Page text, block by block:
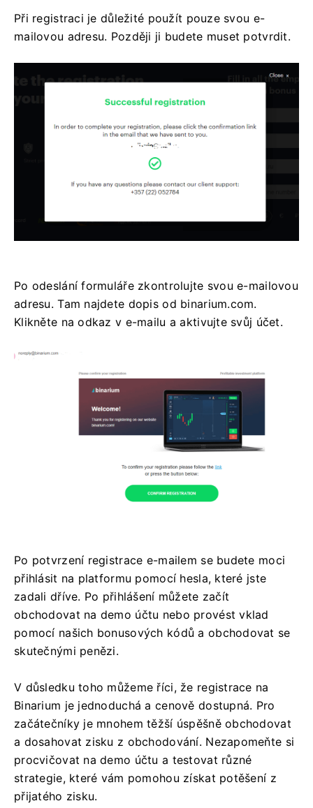
Při registraci je důležité použít pouze svou e-
mailovou adresu. Později ji budete muset potvrdit.
Po odeslání formuláře zkontrolujte svou e-mailovou
adresu. Tam najdete dopis od binarium.com.
Klikněte na odkaz v e-mailu a aktivujte svůj účet.
Po potvrzení registrace e-mailem se budete moci
přihlásit na platformu pomocí hesla, které jste
zadali dříve. Po přihlášení můžete začít
obchodovat na demo účtu nebo provést vklad
pomocí našich bonusových kódů a obchodovat se
skutečnými penězi.
V důsledku toho můžeme říci, že registrace na
Binarium je jednoduchá a cenově dostupná. Pro
začátečníky je mnohem těžší úspěšně obchodovat
a dosahovat zisku z obchodování. Nezapomeňte si
procvičovat na demo účtu a testovat různé
strategie, které vám pomohou získat potěšení z
přijatého zisku.